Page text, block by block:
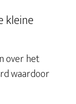
kleine
over het
waardoor